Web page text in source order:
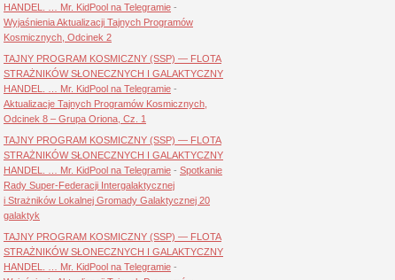
HANDEL. … Mr. KidPool na Telegramie -
Wyjaśnienia Aktualizacji Tajnych Programów
Kosmicznych, Odcinek 2
TAJNY PROGRAM KOSMICZNY (SSP) — FLOTA
STRAŻNIKÓW SŁONECZNYCH I GALAKTYCZNY
HANDEL. … Mr. KidPool na Telegramie -
Aktualizacje Tajnych Programów Kosmicznych,
Odcinek 8 – Grupa Oriona, Cz. 1
TAJNY PROGRAM KOSMICZNY (SSP) — FLOTA
STRAŻNIKÓW SŁONECZNYCH I GALAKTYCZNY
HANDEL. … Mr. KidPool na Telegramie - Spotkanie
Rady Super-Federacji Intergalaktycznej
i Strażników Lokalnej Gromady Galaktycznej 20
galaktyk
TAJNY PROGRAM KOSMICZNY (SSP) — FLOTA
STRAŻNIKÓW SŁONECZNYCH I GALAKTYCZNY
HANDEL. … Mr. KidPool na Telegramie -